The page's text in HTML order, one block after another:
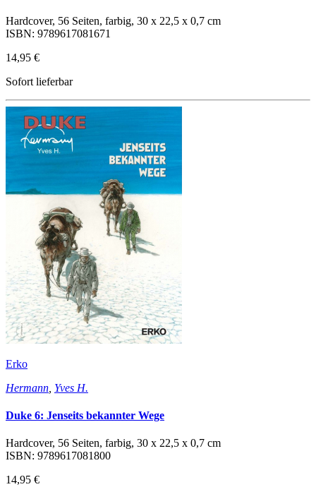
Hardcover, 56 Seiten, farbig, 30 x 22,5 x 0,7 cm
ISBN: 9789617081671
14,95 €
Sofort lieferbar
Erko
Hermann Yves H.
Duke 6: Jenseits bekannter Wege
Hardcover, 56 Seiten, farbig, 30 x 22,5 x 0,7 cm
ISBN: 9789617081800
14,95 €